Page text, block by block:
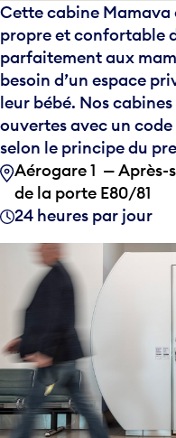
Cette cabine Mamava
propre et confortable
parfaitement aux
besoin d’un espace
leur bébé. Nos
ouvertes avec un code
selon le principe du
Aérogare 1 —
de la porte E80/81
24 heures par jour